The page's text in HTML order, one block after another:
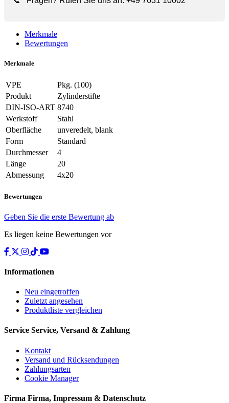
Merkmale
Bewertungen
Merkmale
VPE
Pkg. (100)
Produkt
Zylinderstifte
DIN-ISO-ART 8740
Werkstoff
Stahl
Oberfläche
unveredelt, blank
Form
Standard
Durchmesser
4
Länge
20
Abmessung
4x20
Bewertungen
Geben Sie die erste Bewertung ab
Es liegen keine Bewertungen vor
Informationen
Neu eingetroffen
Zuletzt angesehen
Produktliste vergleichen
Service Service, Versand & Zahlung
Kontakt
Versand und Rücksendungen
Zahlungsarten
Cookie Manager
Firma Firma, Impressum & Datenschutz